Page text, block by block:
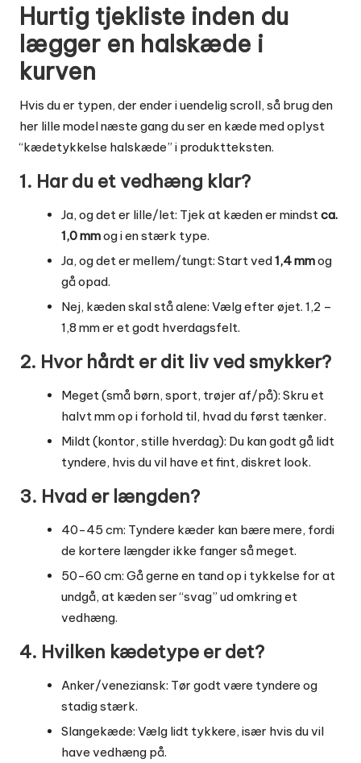
Hurtig tjekliste inden du
lægger en halskæde i
kurven
Hvis du er typen, der ender i uendelig scroll, så brug den
her lille model næste gang du ser en kæde med oplyst
“kædetykkelse halskæde” i produktteksten.
1. Har du et vedhæng klar?
Ja, og det er lille/let: Tjek at kæden er mindst ca.
1,0 mmog i en stærk type.
Ja, og det er mellem/tungt: Start ved1,4 mmog
gå opad.
Nej, kæden skal stå alene: Vælg efter øjet. 1,2 –
1,8 mm er et godt hverdagsfelt.
2. Hvor hårdt er dit liv ved smykker?
Meget (små børn, sport, trøjer af/på): Skru et
halvt mm op i forhold til, hvad du først tænker.
Mildt (kontor, stille hverdag): Du kan godt gå lidt
tyndere, hvis du vil have et fint, diskret look.
3. Hvad er længden?
40-45 cm: Tyndere kæder kan bære mere, fordi
de kortere længder ikke fanger så meget.
50-60 cm: Gå gerne en tand op i tykkelse for at
undgå, at kæden ser “svag” ud omkring et
vedhæng.
4. Hvilken kædetype er det?
Anker/veneziansk: Tør godt være tyndere og
stadig stærk.
Slangekæde: Vælg lidt tykkere, især hvis du vil
have vedhæng på.